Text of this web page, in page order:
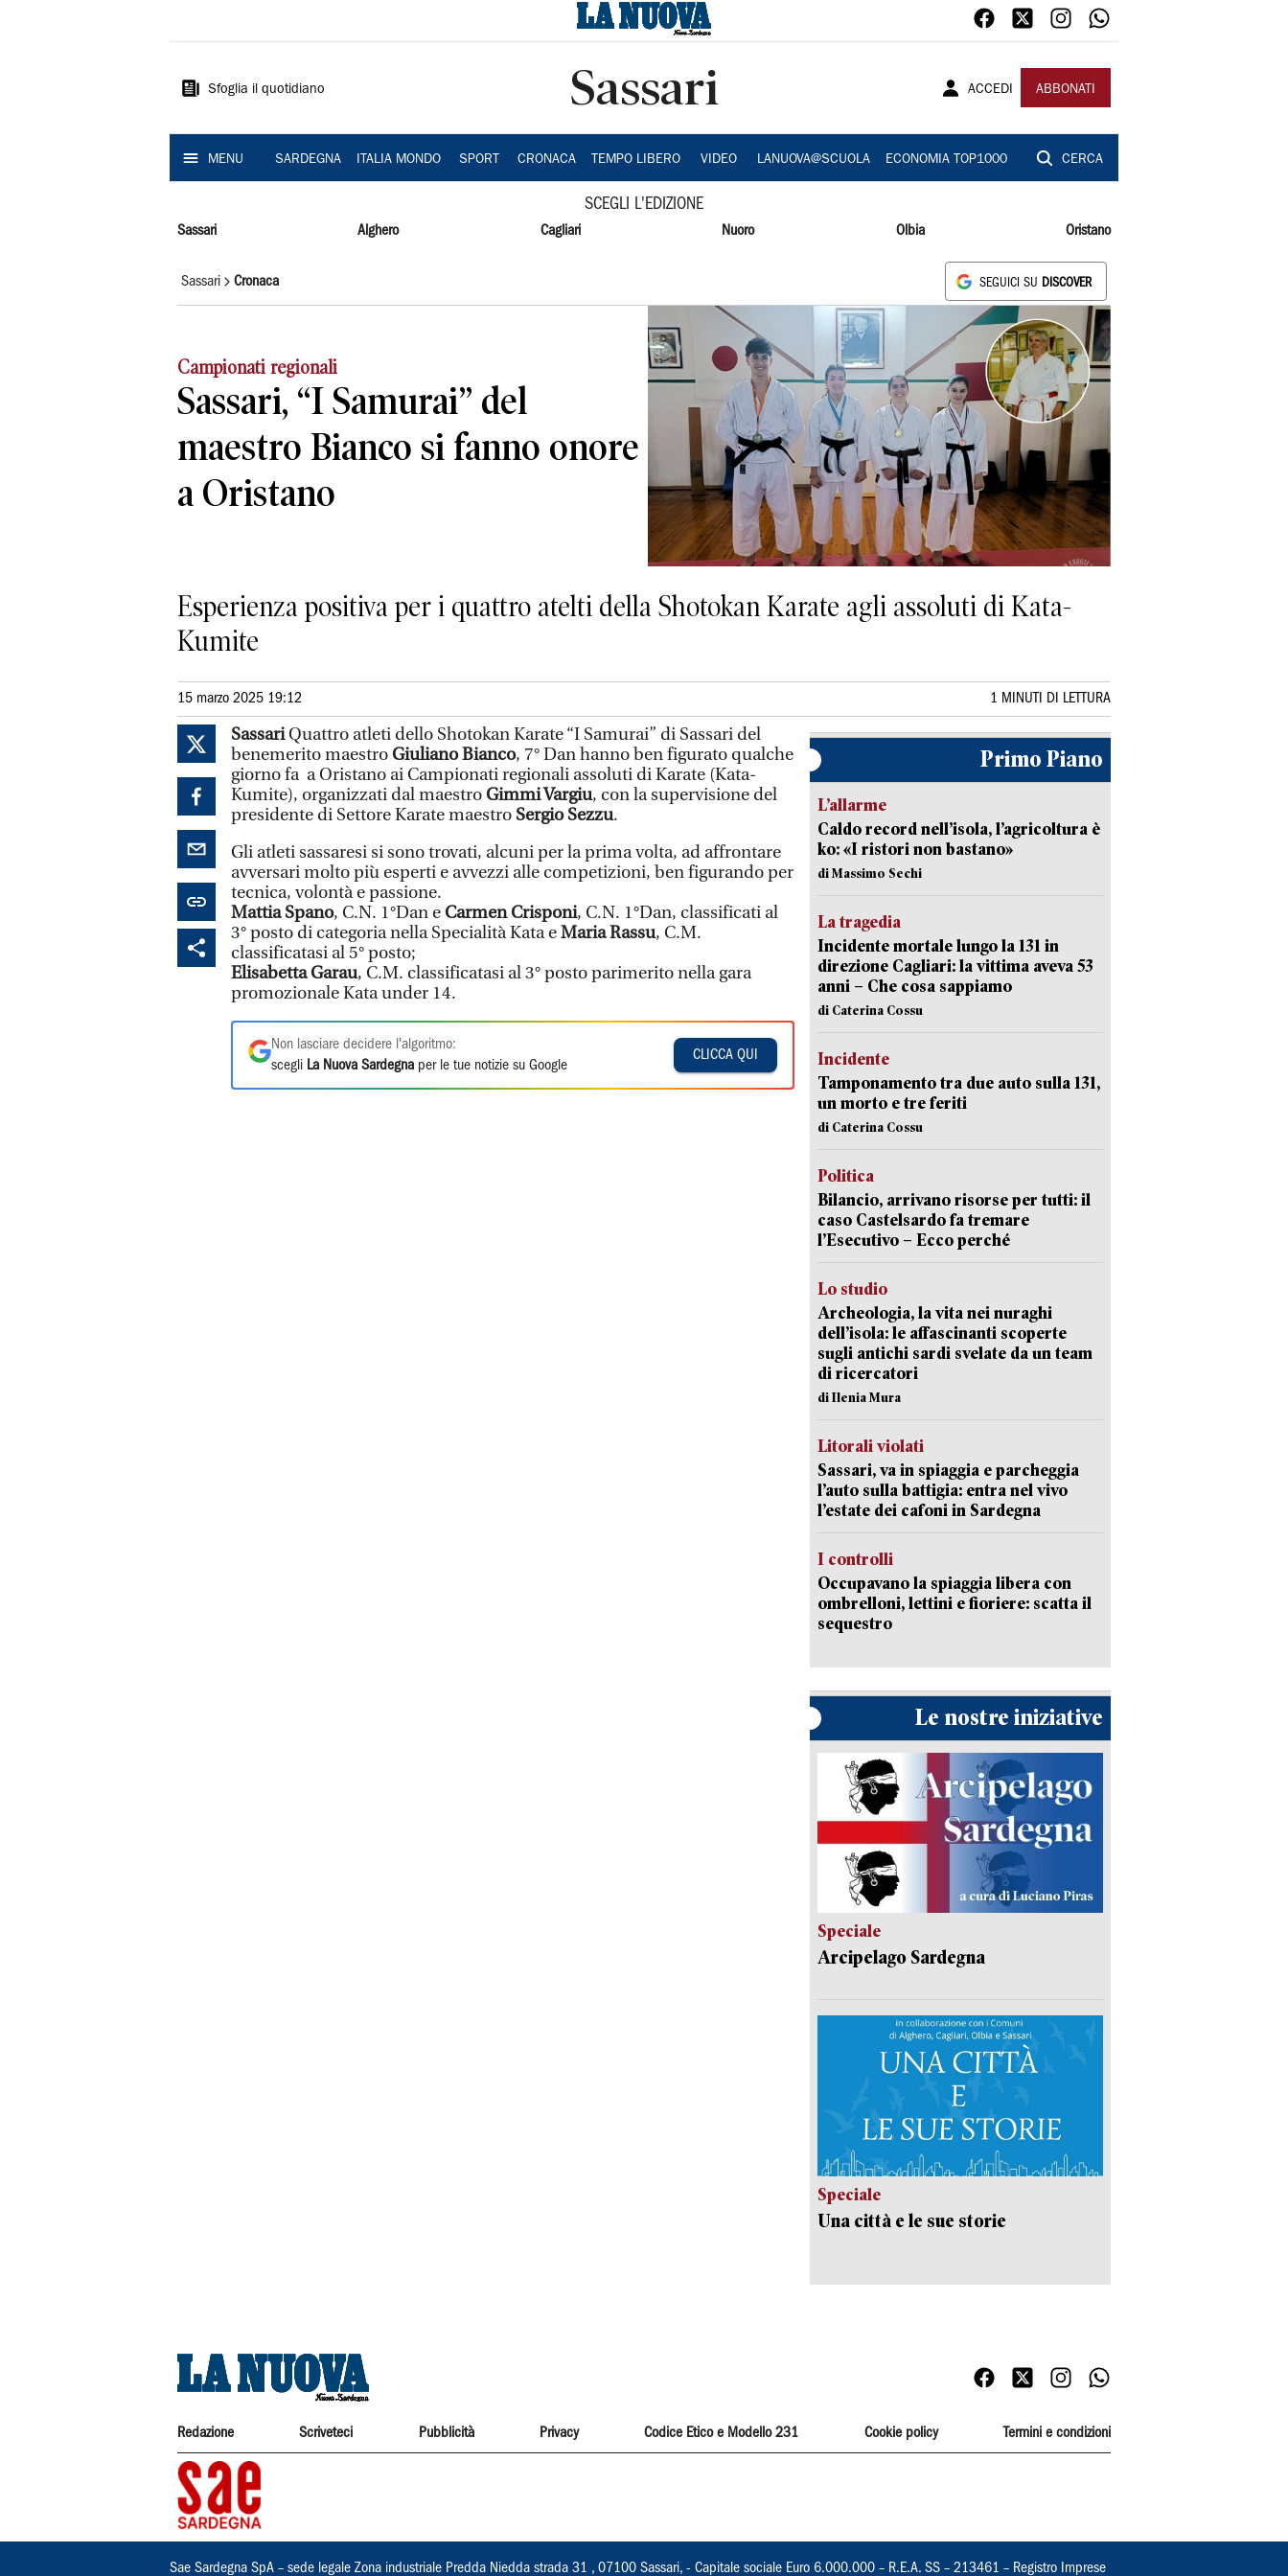
Sardegna
Sfoglia il quotidiano Sassari ACCEDI ABBONATI
MENU SARDEGNA ITALIA MONDO SPORT CRONACA TEMPO LIBERO VIDEO LANUOVA@SCUOLA ECONOMIA TOP1000 CERCA
SCEGLI L'EDIZIONE
Sassari Alghero Cagliari Nuoro Olbia Oristano
Sassari Cronaca SEGUICI SU DISCOVER
Campionati regionali
Sassari, “I Samurai” del
maestro Bianco si fanno onore
a Oristano
Esperienza positiva per i quattro atelti della Shotokan Karate agli assoluti di Kata-
Kumite
15 marzo 2025 19:12 1 MINUTI DI LETTURA
SassariQuattro atleti dello Shotokan Karate “I Samurai” di Sassari del
benemerito maestroGiuliano Bianco, 7° Dan hanno ben figurato qualche
giorno fa a Oristano ai Campionati regionali assoluti di Karate (Kata-
Kumite), organizzati dal maestroGimmi Vargiu, con la supervisione del
presidente di Settore Karate maestro Sergio Sezzu.
Gli atleti sassaresi si sono trovati, alcuni per la prima volta, ad affrontare
avversari molto più esperti e avvezzi alle competizioni, ben figurando per
tecnica, volontà e passione.
Mattia Spano, C.N. 1°Dan e Carmen Crisponi, C.N. 1°Dan, classificati al
3° posto di categoria nella Specialità Kata eMaria Rassu, C.M.
classificatasi al 5° posto;
Elisabetta Garau, C.M. classificatasi al 3° posto parimerito nella gara
promozionale Kata under 14.
Non lasciare decidere l'algoritmo:
scegli La Nuova Sardegna per le tue notizie su Google
CLICCA QUI
Primo Piano
L’allarme
Caldo record nell’isola, l’agricoltura è
ko: «I ristori non bastano»
di Massimo Sechi
La tragedia
Incidente mortale lungo la 131 in
direzione Cagliari: la vittima aveva 53
anni – Che cosa sappiamo
di Caterina Cossu
Incidente
Tamponamento tra due auto sulla 131,
un morto e tre feriti
di Caterina Cossu
Politica
Bilancio, arrivano risorse per tutti: il
caso Castelsardo fa tremare
l’Esecutivo – Ecco perché
Lo studio
Archeologia, la vita nei nuraghi
dell’isola: le affascinanti scoperte
sugli antichi sardi svelate da un team
di ricercatori
di Ilenia Mura
Litorali violati
Sassari, va in spiaggia e parcheggia
l’auto sulla battigia: entra nel vivo
l’estate dei cafoni in Sardegna
I controlli
Occupavano la spiaggia libera con
ombrelloni, lettini e fioriere: scatta il
sequestro
Le nostre iniziative
Speciale
Arcipelago Sardegna
Speciale
Una città e le sue storie
Redazione Scriveteci Pubblicità Privacy Codice Etico e Modello 231 Cookie policy Termini e condizioni
Sae Sardegna SpA – sede legale Zona industriale Predda Niedda strada 31 , 07100 Sassari, - Capitale sociale Euro 6.000.000 – R.E.A. SS – 213461 – Registro Imprese